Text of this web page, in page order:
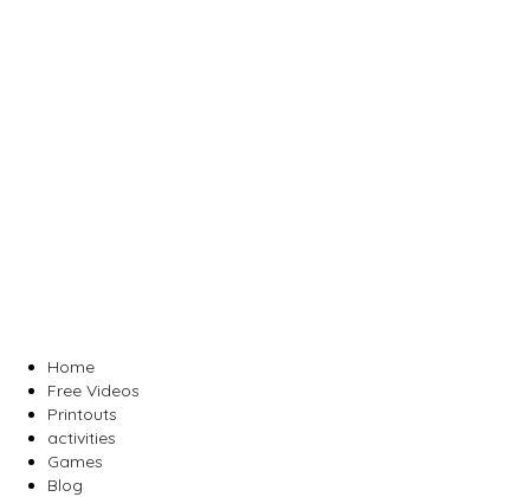
Home
Free Videos
Printouts
activities
Games
Blog